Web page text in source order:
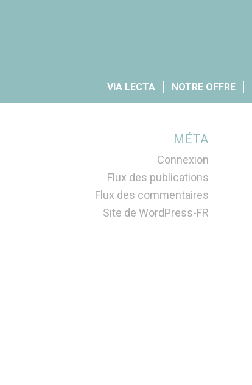
VIA LECTA NOTRE OFFRE
MÉTA
Connexion
Flux des publications
Flux des commentaires
Site de WordPress-FR